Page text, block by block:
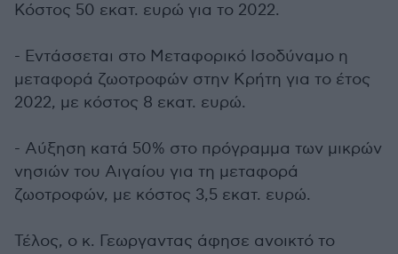
Κόστος 50 εκατ. ευρώ για το 2022.
- Εντάσσεται στο Μεταφορικό Ισοδύναμο η
μεταφορά ζωοτροφών στην Κρήτη για το έτος
2022, με κόστος 8 εκατ. ευρώ.
- Αύξηση κατά 50% στο πρόγραμμα των μικρών
νησιών του Αιγαίου για τη μεταφορά
ζωοτροφών, με κόστος 3,5 εκατ. ευρώ.
Τέλος, ο κ. Γεωργαντας άφησε ανοικτό το